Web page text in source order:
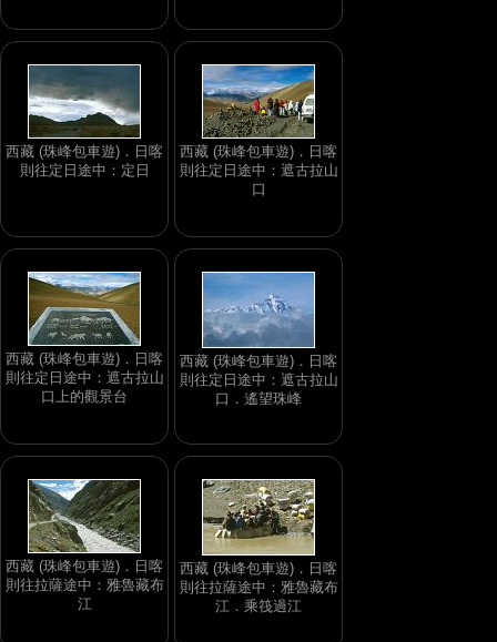
西藏 (珠峰包車遊)．日喀
則往定日途中：定日
西藏 (珠峰包車遊)．日喀
則往定日途中：遮古拉山
口
西藏 (珠峰包車遊)．日喀
則往定日途中：遮古拉山
口上的觀景台
西藏 (珠峰包車遊)．日喀
則往定日途中：遮古拉山
口．遙望珠峰
西藏 (珠峰包車遊)．日喀
則往拉薩途中：雅魯藏布
江
西藏 (珠峰包車遊)．日喀
則往拉薩途中：雅魯藏布
江．乘筏過江